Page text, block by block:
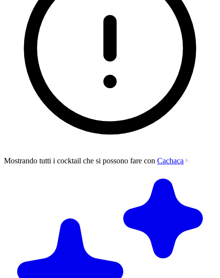
Mostrando tutti i cocktail che si possono fare con Cachaça